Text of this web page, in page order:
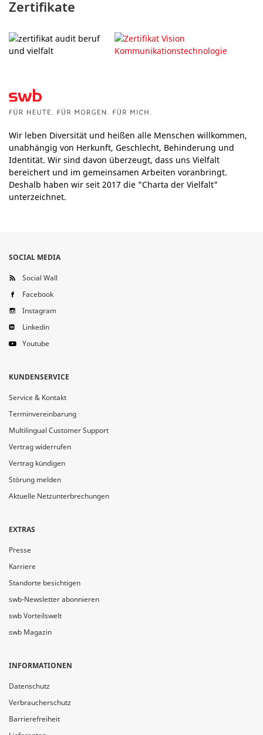
Zertifikate
Wir leben Diversität und heißen alle Menschen willkommen,
unabhängig von Herkunft, Geschlecht, Behinderung und
Identität. Wir sind davon überzeugt, dass uns Vielfalt
bereichert und im gemeinsamen Arbeiten voranbringt.
Deshalb haben wir seit 2017 die "Charta der Vielfalt"
unterzeichnet.
SOCIAL MEDIA
Social Wall
Facebook
Instagram
Linkedin
Youtube
KUNDENSERVICE
Service & Kontakt
Terminvereinbarung
Multilingual Customer Support
Vertrag widerrufen
Vertrag kündigen
Störung melden
Aktuelle Netzunterbrechungen
EXTRAS
Presse
Karriere
Standorte besichtigen
swb-Newsletter abonnieren
swb Vorteilswelt
swb Magazin
INFORMATIONEN
Datenschutz
Verbraucherschutz
Barrierefreiheit